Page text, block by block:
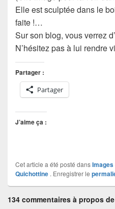
Elle est sculptée dans le
faite !…
Sur son blog, vous verrez
N’hésitez pas à lui rendre
Partager :
Partager
J’aime ça :
Cet article a été posté dans
Quichottine . Enregistrer le
134 commentaires à propos